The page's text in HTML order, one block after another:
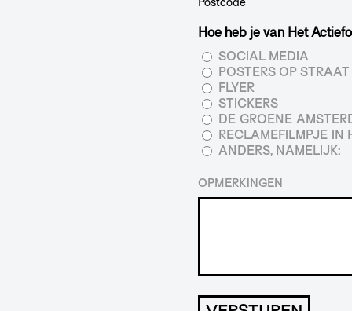
Hoe heb je van Het
SOCIAL MEDIA
POSTERS OP STRAAT
FLYER
STICKERS
DE GROENE
RECLAMEFILMPJE IN
ANDERS, NAMELIJK:
OPMERKINGEN